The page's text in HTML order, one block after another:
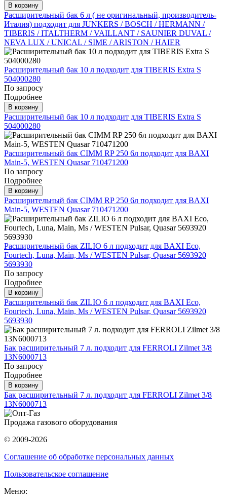
В корзину
Расширительный бак 6 л ( не оригинальный, производитель-
Италия) подходит для JUNKERS / BOSCH / HERMANN /
TIBERIS / ITALTHERM / VAILLANT / SAUNIER DUVAL /
NEVA LUX / UNICAL / SIME / ARISTON / HAIER
Расширительный бак 10 л подходит для TIBERIS Extra S
504000280
По запросу
Подробнее
В корзину
Расширительный бак 10 л подходит для TIBERIS Extra S
504000280
Расширительный бак CIMM RP 250 6л подходит для BAXI
Main-5, WESTEN Quasar 710471200
По запросу
Подробнее
В корзину
Расширительный бак CIMM RP 250 6л подходит для BAXI
Main-5, WESTEN Quasar 710471200
Расширительный бак ZILIO 6 л подходит для BAXI Eco,
Fourtech, Luna, Main, Ms / WESTEN Pulsar, Quasar 5693920
5693930
По запросу
Подробнее
В корзину
Расширительный бак ZILIO 6 л подходит для BAXI Eco,
Fourtech, Luna, Main, Ms / WESTEN Pulsar, Quasar 5693920
5693930
Бак расширительный 7 л. подходит для FERROLI Zilmet 3/8
13N6000713
По запросу
Подробнее
В корзину
Бак расширительный 7 л. подходит для FERROLI Zilmet 3/8
13N6000713
Продажа газового оборудования
© 2009-2026
Соглашение об обработке персональных данных
Пользовательское соглашение
Меню: